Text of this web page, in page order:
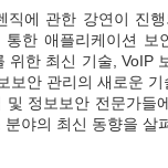
직에 관한 강연이 진
한 애플리케이션 보
위한 최신 기술, VoIP
보안 관리의 새로운
정보보안 전문가들
야의 최신 동향을 살